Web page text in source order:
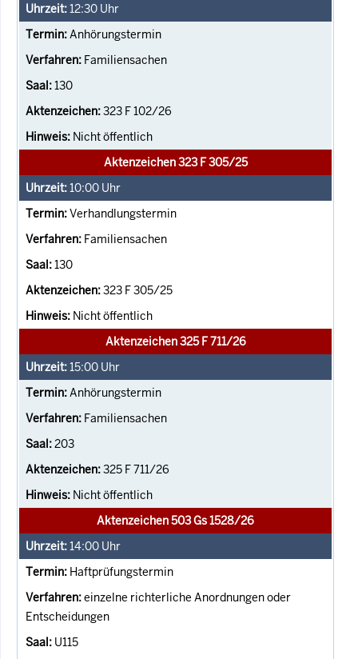
12:30 Uhr
Anhörungstermin
Familiensachen
130
323 F 102/26
Nicht öffentlich
Aktenzeichen 323 F 305/25
10:00 Uhr
Verhandlungstermin
Familiensachen
130
323 F 305/25
Nicht öffentlich
Aktenzeichen 325 F 711/26
15:00 Uhr
Anhörungstermin
Familiensachen
203
325 F 711/26
Nicht öffentlich
Aktenzeichen 503 Gs 1528/26
14:00 Uhr
Haftprüfungstermin
einzelne richterliche Anordnungen oder
Entscheidungen
U115